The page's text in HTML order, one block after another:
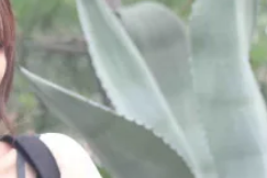
書籍・雑誌出版
チャレンジ